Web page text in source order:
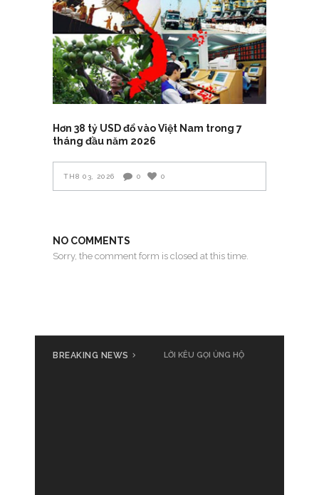
Hơn 38 tỷ USD đổ vào Việt Nam trong 7
tháng đầu năm 2026
TH8 03, 2026 0 0
NO COMMENTS
Sorry, the comment form is closed at this time.
BREAKING NEWS LỜI KÊU GỌI ỦNG HỘ
Cả nước cùng đồng loạt phát